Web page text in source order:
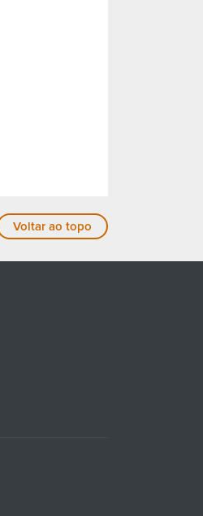
Voltar ao topo